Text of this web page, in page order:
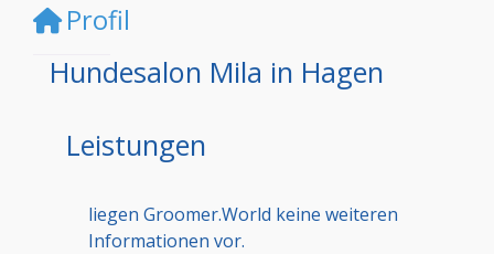
Profil
Hundesalon Mila in Hagen
Leistungen
liegen Groomer.World keine weiteren
Informationen vor.